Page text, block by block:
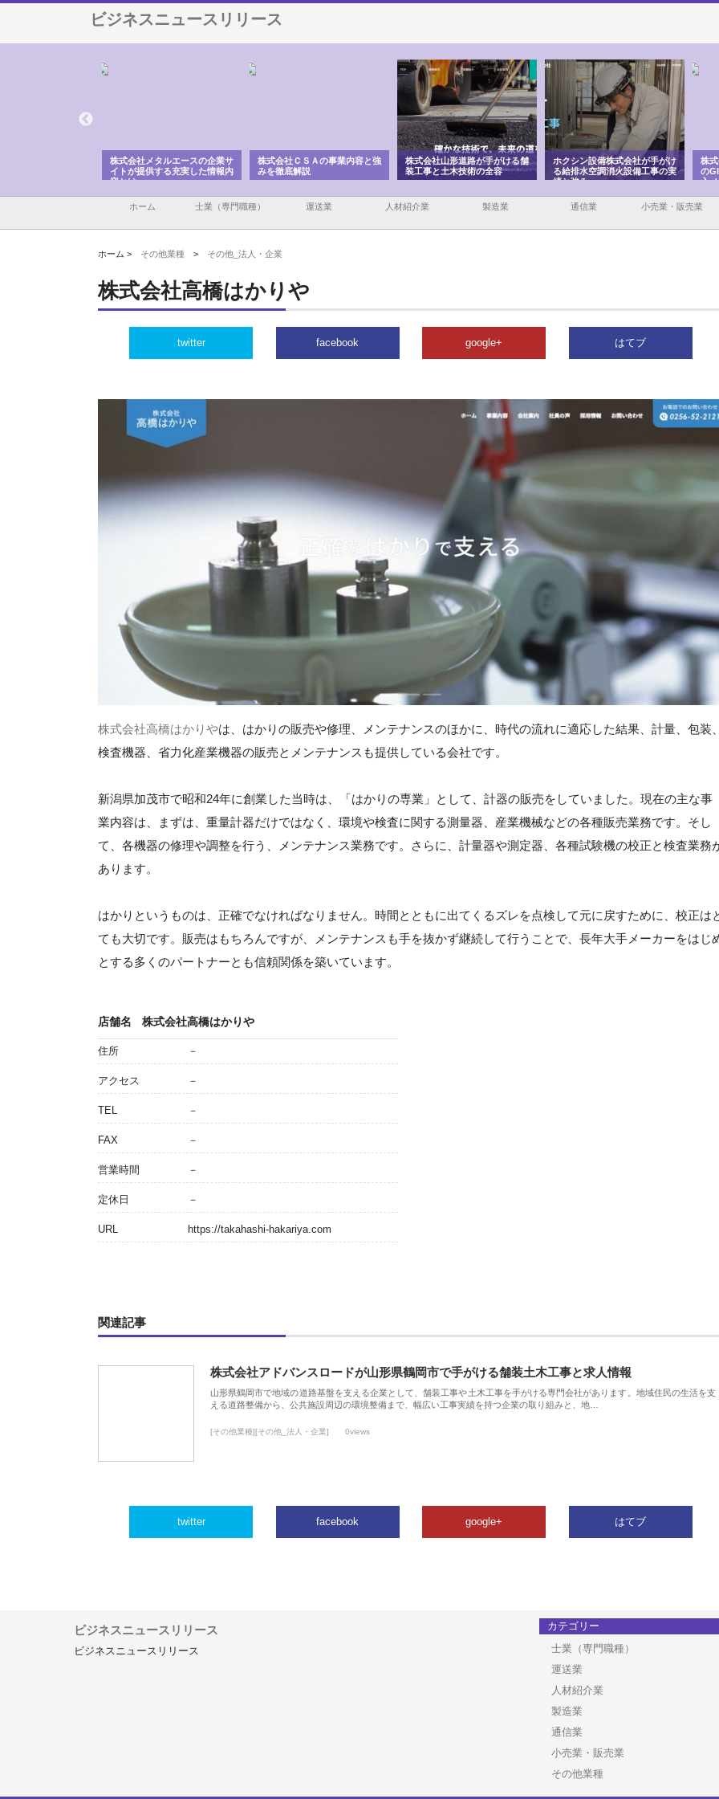
ビジネスニュースリリース
株式会社メタルエースの企業サ
イトが提供する充実した情報内
容とは
株式会社ＣＳＡの事業内容と強
みを徹底解説
株式会社山形道路が手がける舗
装工事と土木技術の全容
ホクシン設備株式会社が手がけ
る給排水空調消火設備工事の実
績と強み
株
の
入
ホーム 士業（専門職種） 運送業 人材紹介業 製造業 通信業 小売業・販売業
ホーム > その他業種 > その他_法人・企業
株式会社高橋はかりや
twitter facebook google+ はてブ
株式会社高橋はかりやは、はかりの販売や修理、メンテナンスのほかに、時代の流れに適応した結果、計量、包装、
検査機器、省力化産業機器の販売とメンテナンスも提供している会社です。
新潟県加茂市で昭和24年に創業した当時は、「はかりの専業」として、計器の販売をしていました。現在の主な事
業内容は、まずは、重量計器だけではなく、環境や検査に関する測量器、産業機械などの各種販売業務です。そし
て、各機器の修理や調整を行う、メンテナンス業務です。さらに、計量器や測定器、各種試験機の校正と検査業務
あります。
はかりというものは、正確でなければなりません。時間とともに出てくるズレを点検して元に戻すために、校正は
ても大切です。販売はもちろんですが、メンテナンスも手を抜かず継続して行うことで、長年大手メーカーをはじ
とする多くのパートナーとも信頼関係を築いています。
店舗名 株式会社高橋はかりや
住所 －
アクセス －
TEL －
FAX －
営業時間 －
定休日 －
URL https://takahashi-hakariya.com
関連記事
株式会社アドバンスロードが山形県鶴岡市で手がける舗装土木工事と求人情報
山形県鶴岡市で地域の道路基盤を支える企業として、舗装工事や土木工事を手がける専門会社があります。地域住民の生活を支
える道路整備から、公共施設周辺の環境整備まで、幅広い工事実績を持つ企業の取り組みと、地…
[その他業種][その他_法人・企業] 0views
twitter facebook google+ はてブ
ビジネスニュースリリース
ビジネスニュースリリース
カテゴリー
士業（専門職種）
運送業
人材紹介業
製造業
通信業
小売業・販売業
その他業種